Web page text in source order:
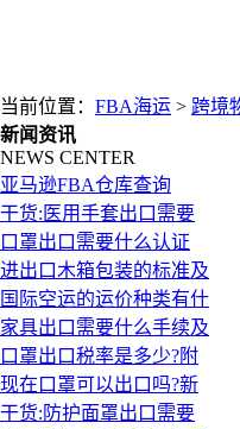
当前位置： FBA海运 > 跨境
新闻资讯
NEWS CENTER
亚马逊FBA仓库查询
干货:医用手套出口需要
口罩出口需要什么认证
进出口木箱包装的标准及
国际空运的运价种类有什
家具出口需要什么手续及
口罩出口税率是多少?附
现在口罩可以出口吗?新
干货:防护面罩出口需要